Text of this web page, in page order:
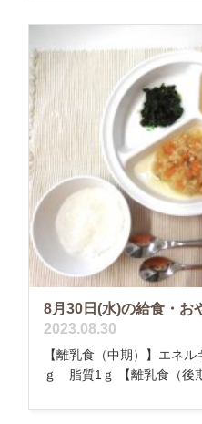
8月30日(水)の給食・お
2023.08.30
【離乳食（中期）】エネ
ｇ 脂質1ｇ 【離乳食（後